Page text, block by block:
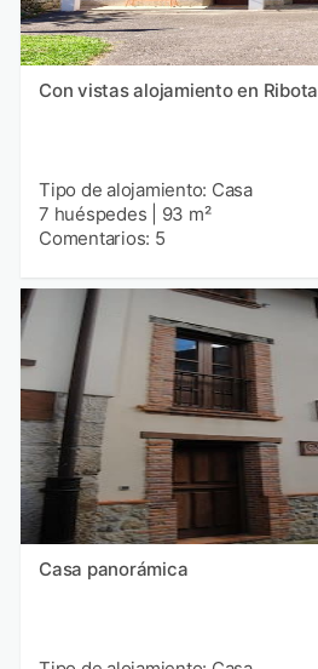
Con vistas alojamiento en Ribota
Tipo de alojamiento: Casa
7 huéspedes
93 m²
Comentarios: 5
Casa panorámica